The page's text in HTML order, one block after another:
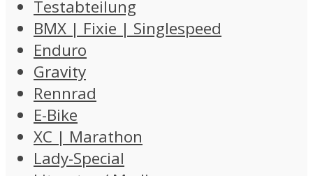
Testabteilung
BMX | Fixie | Singlespeed
Enduro
Gravity
Rennrad
E-Bike
XC | Marathon
Lady-Special